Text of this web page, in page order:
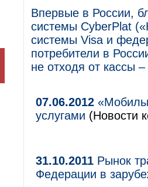
Впервые в России,
системы CyberPlat
системы Visa и
потребители в
не отходя от кассы
07.06.2012
услугами (Новости
31.10.2011 Рынок
Федерации в